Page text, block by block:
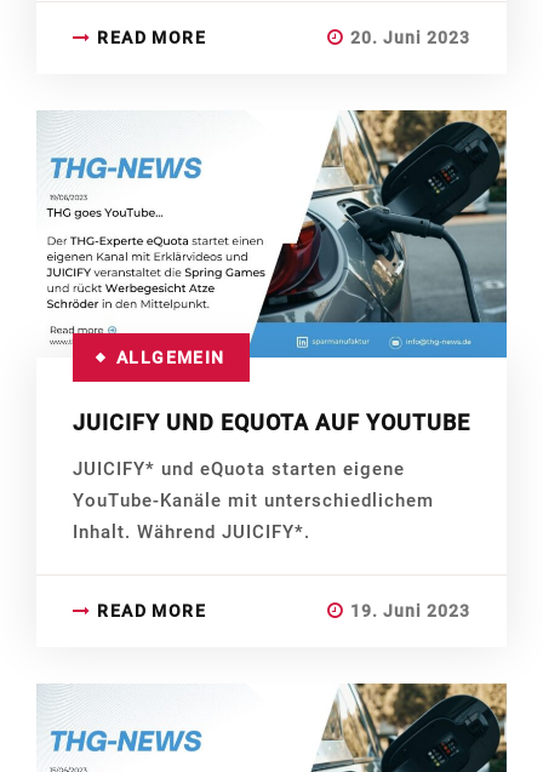
READ MORE 20. Juni 2023
ALLGEMEIN
JUICIFY UND EQUOTA AUF YOUTUBE
JUICIFY* und eQuota starten eigene
YouTube-Kanäle mit unterschiedlichem
Inhalt. Während JUICIFY*.
READ MORE 19. Juni 2023